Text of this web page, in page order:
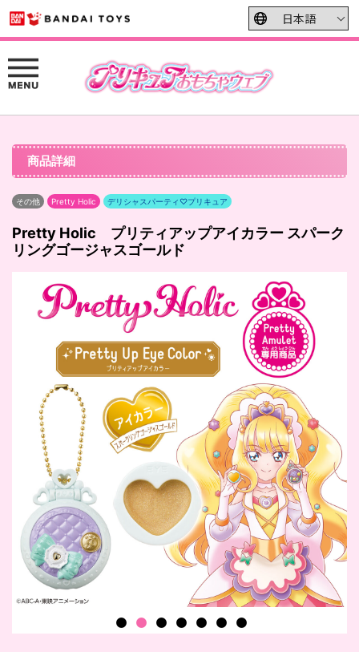
商品詳細
その他 Pretty Holic デリシャスパーティ♡プリキュア
Pretty Holic プリティアップアイカラー スパーク
リングゴージャスゴールド